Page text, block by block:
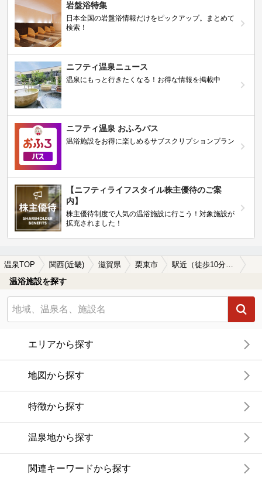
岩盤浴特集
日本全国の岩盤浴情報だけをピックアップ。まとめて
検索！
ニフティ温泉ニュース
温泉にもっと行きたくなる！お得な情報を掲載中
ニフティ温泉 おふろパス
温浴施設をお得に楽しめるサブスクリプションプラン
【ニフティライフスタイル株主優待のご案
内】
株主優待制度で人気の温浴施設に行こう！対象施設が
拡充されました！
温泉TOP 関西(近畿) 滋賀県 栗東市 駅近（徒歩10分以内）の栗東市の温泉、日帰り温泉、スーパー銭湯おすすめ
温浴施設を探す
エリアから探す
地図から探す
特徴から探す
温泉地から探す
関連キーワードから探す